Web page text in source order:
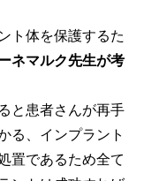
ト体を保護するた
ネマルク先生が考
と患者さんが再手
る、インプラント
置であるため全て